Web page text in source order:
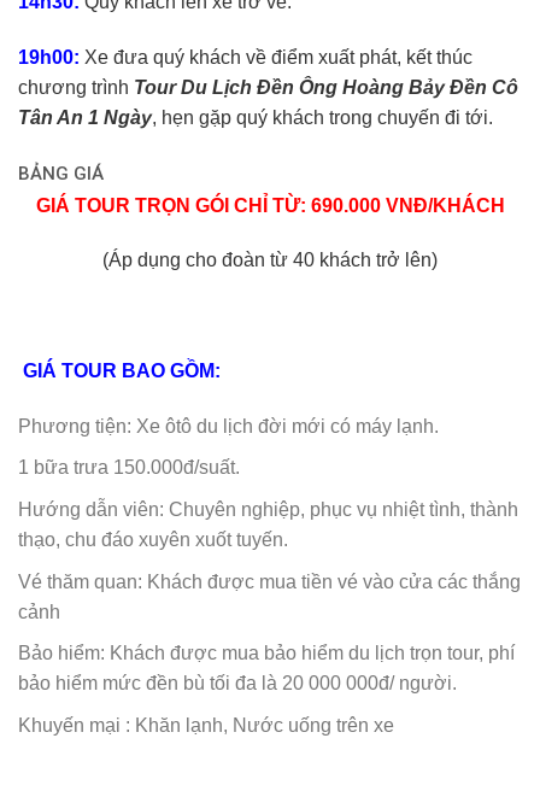
19h00: Xe đưa quý khách về điểm xuất phát, kết thúc
chương trình Tour Du Lịch Đền Ông Hoàng Bảy Đền Cô
Tân An 1 Ngày, hẹn gặp quý khách trong chuyến đi tới.
BẢNG GIÁ
GIÁ TOUR TRỌN GÓI CHỈ TỪ: 690.000 VNĐ/KHÁCH
(Áp dụng cho đoàn từ 40 khách trở lên)
GIÁ TOUR BAO GỒM:
Phương tiện: Xe ôtô du lịch đời mới có máy lạnh.
1 bữa trưa 150.000đ/suất.
Hướng dẫn viên: Chuyên nghiệp, phục vụ nhiệt tình, thành
thạo, chu đáo xuyên xuốt tuyến.
Vé thăm quan: Khách được mua tiền vé vào cửa các thắng
cảnh
Bảo hiểm: Khách được mua bảo hiểm du lịch trọn tour, phí
bảo hiểm mức đền bù tối đa là 20 000 000đ/ người.
Khuyến mại : Khăn lạnh, Nước uống trên xe